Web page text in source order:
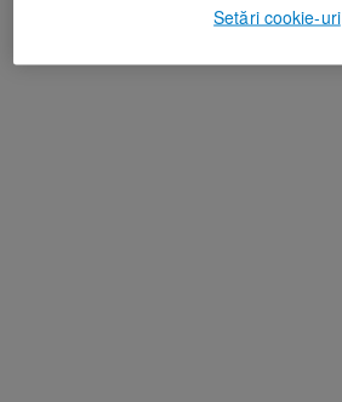
Setări cookie-uri